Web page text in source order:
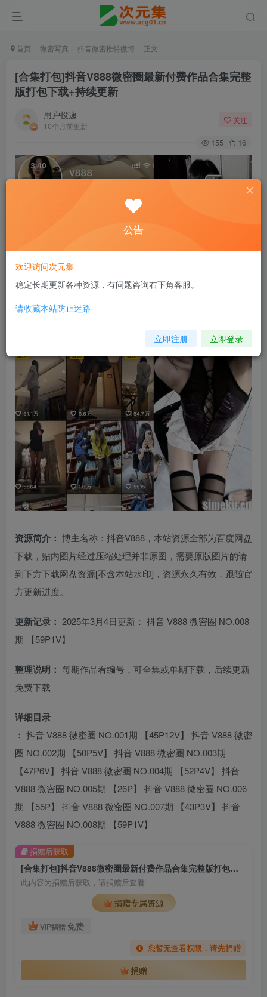
首页 微密写真 抖音微密推特微博 正文
[合集打包]抖音V888微密圈最新付费作品合集完整
版打包下载+持续更新
用户投递
10个月前更新
关注
155 16
资源简介： 博主名称：抖音V888，本站资源全部为百度网盘
下载，贴内图片经过压缩处理并非原图，需要原版图片的请
到下方下载网盘资源[不含本站水印]，资源永久有效，跟随官
方更新进度。
更新记录： 2025年3月4日更新： 抖音 V888 微密圈 NO.008
期 【59P1V】
整理说明： 每期作品看编号，可全集或单期下载，后续更新
免费下载
详细目录
： 抖音 V888 微密圈 NO.001期 【45P12V】 抖音 V888 微密
圈 NO.002期 【50P5V】 抖音 V888 微密圈 NO.003期
【47P6V】 抖音 V888 微密圈 NO.004期 【52P4V】 抖音
V888 微密圈 NO.005期 【26P】 抖音 V888 微密圈 NO.006
期 【55P】 抖音 V888 微密圈 NO.007期 【43P3V】 抖音
V888 微密圈 NO.008期 【59P1V】
[合集打包]抖音V888微密圈最新付费作品合集完整版打包下载+持续更新
此内容为捐赠后获取，请捐赠后查看
捐赠专属资源
VIP捐赠 免费
您暂无查看权限，请先捐赠
捐赠
捐赠后获取
公告
欢迎访问次元集
稳定长期更新各种资源，有问题咨询右下角客服。
请收藏本站防止迷路
立即注册 立即登录